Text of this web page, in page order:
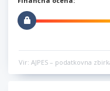
Vir: AJPES – podatkovna